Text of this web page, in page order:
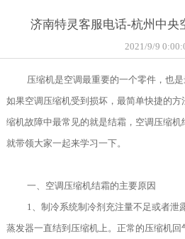
济南特灵客服电话-杭州中央
2021/9/9
压缩机是空调最重要的一个零件，也
如果空调压缩机受到损坏，最简单快捷的
缩机故障中最常见的就是结霜，空调压缩
就带领大家一起来学习一下。
一、空调压缩机结霜的主要原因
1、制冷系统制冷剂充注量不足或者泄
蒸发器一直结到压缩机上。正常的压缩机